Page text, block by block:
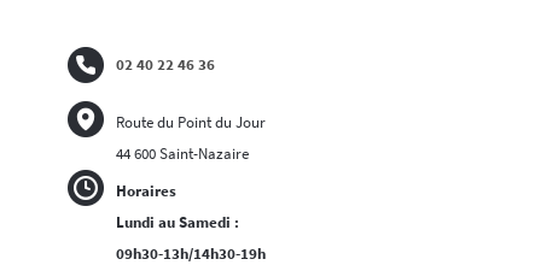
Horaires
Lundi au Samedi :
09h30-13h/14h30-19h
02 40 22 46 36
Route du Point du Jour
44 600 Saint-Nazaire